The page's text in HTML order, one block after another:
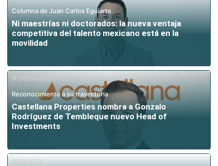
Columna de Juan Carlos Eguiarte
Ni maestrías ni doctorados: la nueva ventaja
competitiva del talento mexicano está en la
movilidad
NOMBRAMIENTOS
Reconocimiento a su trayectoria
Castellana Properties nombra a Gonzalo
Rodríguez de Tembleque nuevo Head of
Investments
NEGOCIO